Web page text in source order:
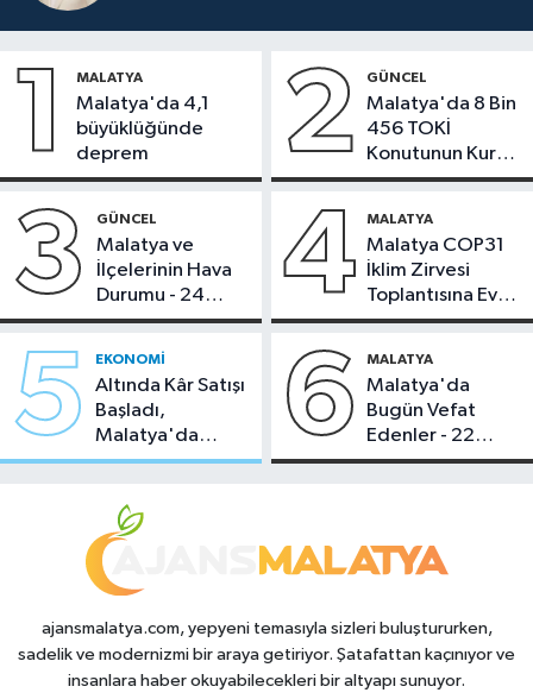
1 MALATYA
Malatya'da 4,1
büyüklüğünde
deprem
2 GÜNCEL
Malatya'da 8 Bin
456 TOKİ
Konutunun Kurası
Bugün Çekiliyor
3 GÜNCEL
Malatya ve
İlçelerinin Hava
Durumu - 24
Temmuz 2026
4 MALATYA
Malatya COP31
İklim Zirvesi
Toplantısına Ev
Sahipliği Yaptı
5 EKONOMI
Altında Kâr Satışı
Başladı,
Malatya'da
Makas Ne
6 MALATYA
Malatya'da
Bugün Vefat
Edenler - 22
Temmuz 2026
ajansmalatya.com, yepyeni temasıyla sizleri buluştururken,
sadelik ve modernizmi bir araya getiriyor. Şatafattan kaçınıyor ve
insanlara haber okuyabilecekleri bir altyapı sunuyor.